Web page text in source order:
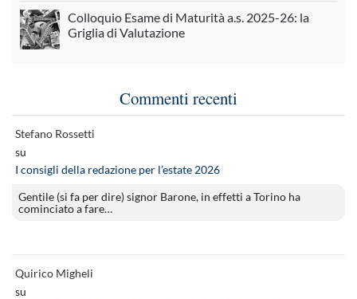
Colloquio Esame di Maturità a.s. 2025-26: la
Griglia di Valutazione
Commenti recenti
Stefano Rossetti
su
I consigli della redazione per l’estate 2026
Gentile (si fa per dire) signor Barone, in effetti a Torino ha
cominciato a fare…
Quirico Migheli
su